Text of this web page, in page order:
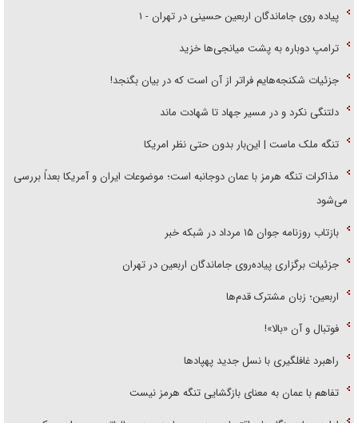
پیاده روی جاماندگان اربعین حسینی در تهران - ۱
ترامپ دوباره به پشت میانجی‌ها خزید
جزئیات شکنجه‌هایم فراتر از آن است که در بیان بگنجد!
دلتنگی نکرد و در مسیر جهاد تا شهادت ماند
تنگه ملک ماست | این‌بار بدون حتی نظر امریکا
مذاکرات تنگه هرمز با عمان دوجانبه است؛ موضوعات ایران و آمریکا بعداً بررسی
می‌شود
بازتاب روزنامه جوان ۱۵ مرداد در شبکه خبر
جزئیات برگزاری پیاده‌روی جاماندگان اربعین در تهران
اربعین؛ زبان مشترک قدم‌ها
فوتبال و آن «بالا»!
راهبرد غافلگیری با نسل جدید پهپاد‌ها
تفاهم با عمان به معنای بازگشایی تنگه هرمز نیست